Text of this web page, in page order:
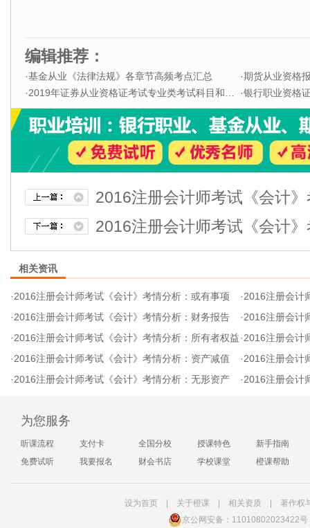
编辑推荐：
·基金从业《法律法规》各章节高频考点汇总 ·期货从业资格
·2019年证券从业资格证考试专业类考试科目和题型 ·银行职业资格证
2016注册会计师考试《会计
2016注册会计师考试《会计
相关资讯
·2016注册会计师考试《会计》考情分析：或有事项 ·2016注册会计
·2016注册会计师考试《会计》考情分析：财务报告 ·2016注册会计师
·2016注册会计师考试《会计》考情分析：所有者权益·2016注册会计
·2016注册会计师考试《会计》考情分析：资产减值 ·2016注册会计
·2016注册会计师考试《会计》考情分析：无形资产 ·2016注册会计
为您服务
听课流程 支付卡 全国分校 授课特色
新手指南
免费试听
我要报名 财会书店 学校课堂 橙课帮助
设为首页| 关于橙课| 相关资质
著作权
京公网安备：11010802023422号